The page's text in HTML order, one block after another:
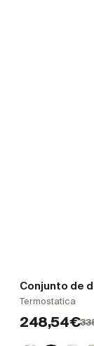
Conjunto de
Termostatica
248,54€